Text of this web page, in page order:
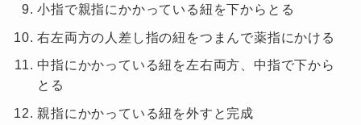
小指で親指にかかっている紐を下からとる
右左両方の人差し指の紐をつまんで薬指にかける
中指にかかっている紐を左右両方、中指で下から
とる
親指にかかっている紐を外すと完成